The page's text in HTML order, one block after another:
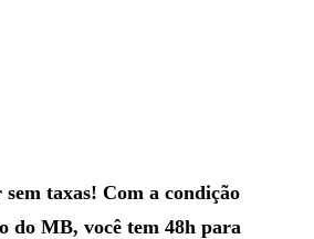
taxas! Com a condição
do MB, você tem 48h para